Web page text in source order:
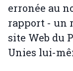
erronée au
rapport - un
site Web du
Unies lui-